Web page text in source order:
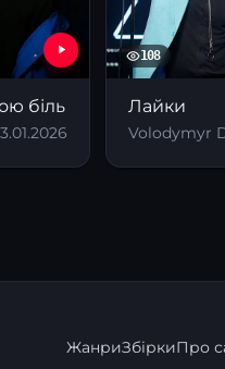
біль
108
Лайки
ЖанриЗбіркиПро